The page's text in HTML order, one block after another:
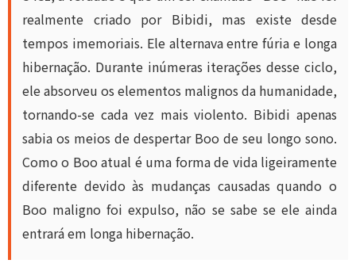
realmente criado por Bibidi, mas existe desde
tempos imemoriais. Ele alternava entre fúria e longa
hibernação. Durante inúmeras iterações desse ciclo,
ele absorveu os elementos malignos da humanidade,
tornando-se cada vez mais violento. Bibidi apenas
sabia os meios de despertar Boo de seu longo sono.
Como o Boo atual é uma forma de vida ligeiramente
diferente devido às mudanças causadas quando o
Boo maligno foi expulso, não se sabe se ele ainda
entrará em longa hibernação.